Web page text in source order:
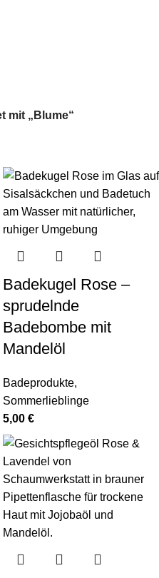
mit „Blume“
Badekugel Rose –
sprudelnde
Badebombe mit
Mandelöl
Badeprodukte,
Sommerlieblinge
5,00 €